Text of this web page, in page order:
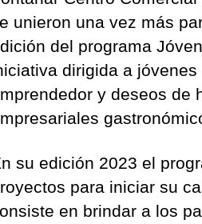
unieron una vez más
del programa
dirigida a
y deseos de
su edición 2023 el
para iniciar su
en brindar a los